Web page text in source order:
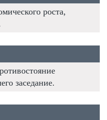
роста,
заседание.